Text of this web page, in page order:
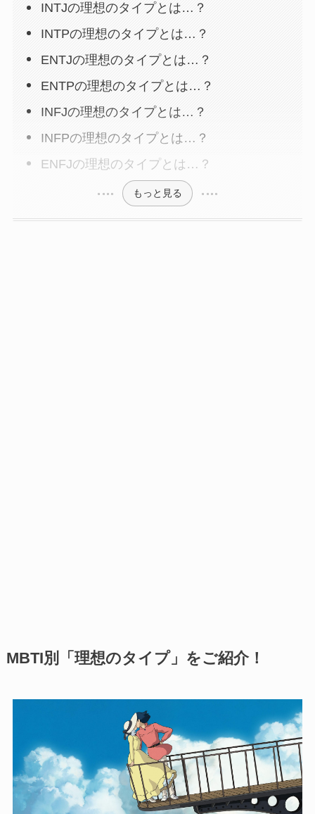
INTJの理想のタイプとは…？
INTPの理想のタイプとは…？
ENTJの理想のタイプとは…？
ENTPの理想のタイプとは…？
INFJの理想のタイプとは…？
INFPの理想のタイプとは…？
ENFJの理想のタイプとは…？
もっと見る
MBTI別「理想のタイプ」をご紹介！